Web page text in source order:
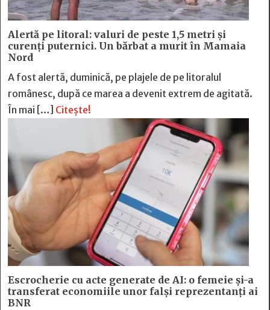
Alertă pe litoral: valuri de peste 1,5 metri și
curenți puternici. Un bărbat a murit în Mamaia
Nord
A fost alertă, duminică, pe plajele de pe litoralul
românesc, după ce marea a devenit extrem de agitată.
În mai […] Citește!
Escrocherie cu acte generate de AI: o femeie și-a
transferat economiile unor falși reprezentanți ai
BNR